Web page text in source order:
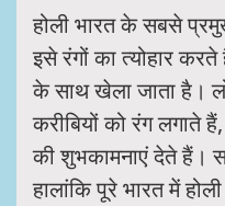
होली भारत के सबसे
इसे रंगों का त्योहार
के साथ खेला जाता है।
करीबियों को रंग लगाते
की शुभकामनाएं देते हैं।
हालांकि पूरे भारत में